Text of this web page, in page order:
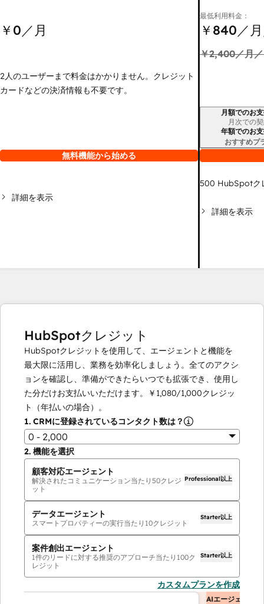
￥0／月
2人のユーザーまで料金はかかりません。クレジット
カードなどの決済情報も不要です。
無料機能から始める
詳細を表示
最低利用料金：
￥840／
￥2,400／月
請求期間月額でのお
月次での
年額でのお
おすすめプ
500 HubSpotク
詳細を表示
HubSpotクレジット
HubSpotクレジットを使用して、エージェントと機能を
最大限に活用し、業務を効率化しましょう。全てのアクシ
ョンを確認し、準備ができたらいつでも拡張でき、使用し
た分だけお支払いいただけます。
￥1,080/1,000クレジッ
ト（年払いの場合）。
1. CRMに登録されているコンタクト数は？
0 - 2,000
2. 機能を選択
顧客対応エージェント
解決されたコミュニケーション当たり 50クレジ
ット
Professional以上
データエージェント
スマートプロパティーの実行当たり 10クレジット
Starter以上
案件創出エージェント
1件のリードに対する推奨のアプローチ当たり 100ク
レジット
Starter以上
カスタムプランを作成
AIエージェント